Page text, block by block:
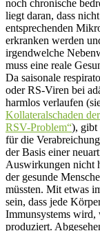
noch chronische
liegt daran, dass
entsprechenden
erkranken werden
irgendwelche
muss eine reale
Da saisonale
oder RS-Viren bei
harmlos verlaufen
Kollateralschaden
RSV-Problem“), gibt
für die
der Basis einer
Auswirkungen nicht
der gesunde
müssten. Mit etwas
sein, dass jede
Immunsystems wird,
produziert.